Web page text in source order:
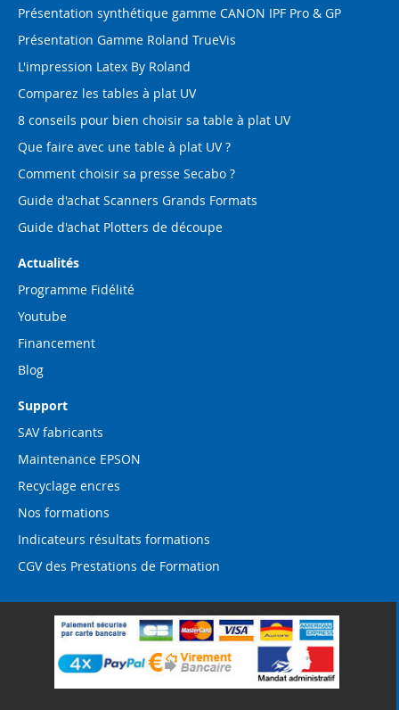
Présentation synthétique gamme CANON IPF Pro & GP
Présentation Gamme Roland TrueVis
L'impression Latex By Roland
Comparez les tables à plat UV
8 conseils pour bien choisir sa table à plat UV
Que faire avec une table à plat UV ?
Comment choisir sa presse Secabo ?
Guide d'achat Scanners Grands Formats
Guide d'achat Plotters de découpe
Actualités
Programme Fidélité
Youtube
Financement
Blog
Support
SAV fabricants
Maintenance EPSON
Recyclage encres
Nos formations
Indicateurs résultats formations
CGV des Prestations de Formation